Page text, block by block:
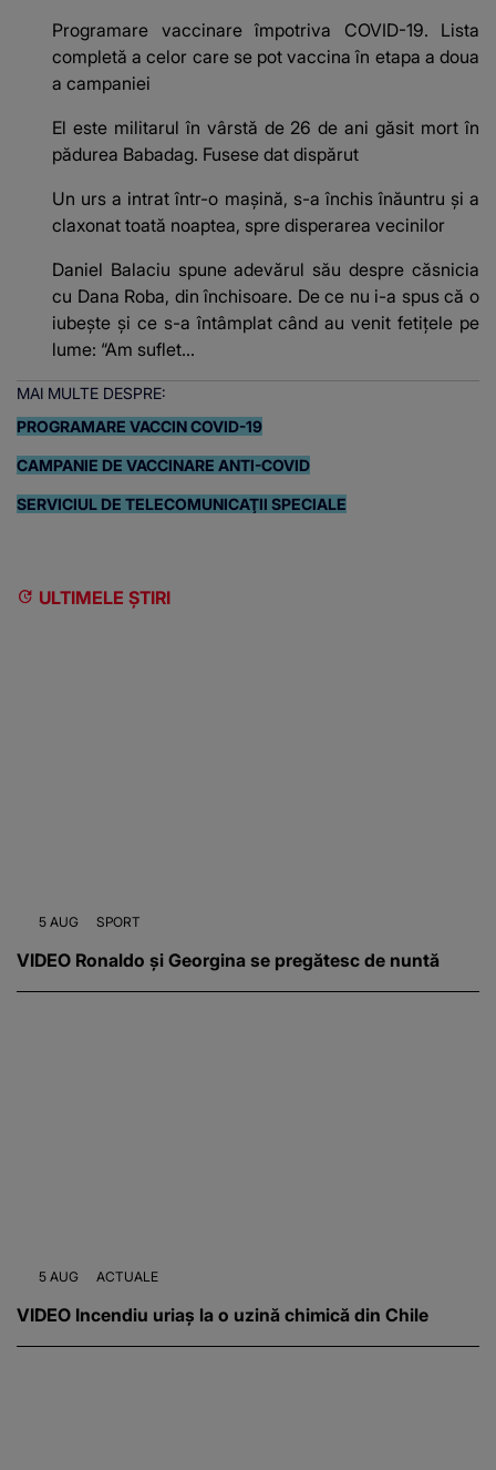
Programare vaccinare împotriva COVID-19. Lista
completă a celor care se pot vaccina în etapa a doua
a campaniei
El este militarul în vârstă de 26 de ani găsit mort în
pădurea Babadag. Fusese dat dispărut
Un urs a intrat într-o mașină, s-a închis înăuntru și a
claxonat toată noaptea, spre disperarea vecinilor
Daniel Balaciu spune adevărul său despre căsnicia
cu Dana Roba, din închisoare. De ce nu i-a spus că o
iubește și ce s-a întâmplat când au venit fetițele pe
lume: “Am suflet...
MAI MULTE DESPRE:
PROGRAMARE VACCIN COVID-19
CAMPANIE DE VACCINARE ANTI-COVID
SERVICIUL DE TELECOMUNICAŢII SPECIALE
ULTIMELE ȘTIRI
5 AUG SPORT
VIDEO Ronaldo și Georgina se pregătesc de nuntă
5 AUG ACTUALE
VIDEO Incendiu uriaș la o uzină chimică din Chile